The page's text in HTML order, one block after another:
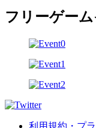
フリーゲー
利用規約・プ